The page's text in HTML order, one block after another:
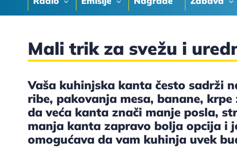
Mali trik za svežu i
Vaša kuhinjska kanta često sadrži
ribe, pakovanja mesa, banane,
da veća kanta znači manje posla,
manja kanta zapravo bolja opcija i
omogućava da vam kuhinja uvek